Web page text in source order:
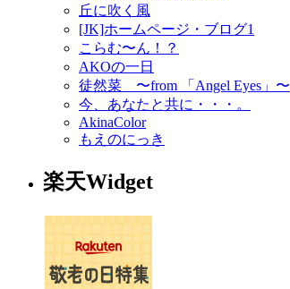
丘に吹く風
[JK]ホームページ・ブログ1
こらむ〜ん！？
AKOの一日
徒然菜 〜from 「Angel Eyes」〜
今、あなたと共に・・・。
AkinaColor
もえのにっき
楽天Widget